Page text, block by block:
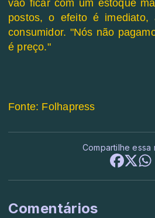
vão ficar com um estoque
postos, o efeito é imediato,
consumidor. "Nós não
é preço."
Fonte: Folhapress
Compartilhe essa
Comentários